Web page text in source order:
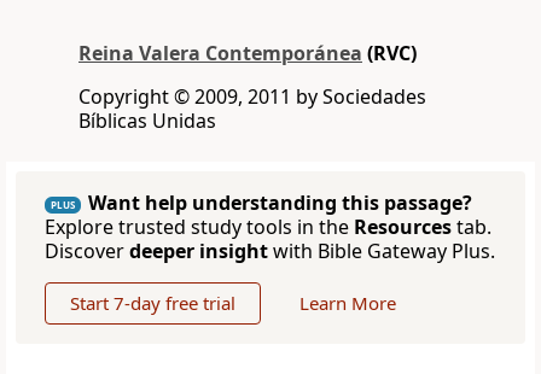
Reina Valera Contemporánea (RVC)
Copyright © 2009, 2011 by Sociedades
Bíblicas Unidas
PLUS
Want help understanding this passage?
Explore trusted study tools in the Resourcestab.
Discoverdeeper insightwith Bible Gateway Plus.
Start 7-day free trial Learn More